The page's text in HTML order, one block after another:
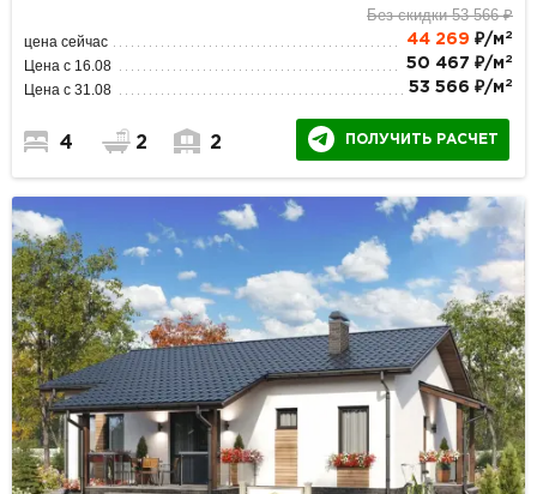
Без скидки 53 566 ₽
цена сейчас 44 269 ₽/м 2
Цена с 16.08 50 467 ₽/м 2
Цена с 31.08 53 566 ₽/м 2
4 2 2 ПОЛУЧИТЬ РАСЧЕТ